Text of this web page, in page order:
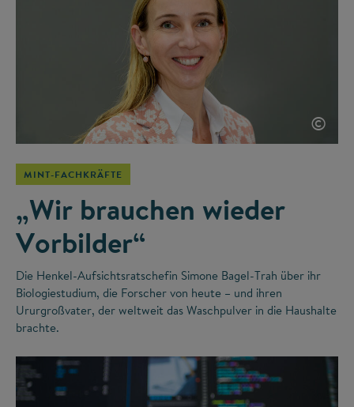
©
MINT-FACHKRÄFTE
„Wir brauchen wieder
Vorbilder“
Die Henkel-Aufsichtsratschefin Simone Bagel-Trah über ihr
Biologiestudium, die Forscher von heute – und ihren
Ururgroßvater, der weltweit das Waschpulver in die Haushalte
brachte.